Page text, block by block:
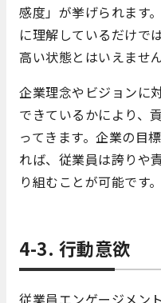
感度」が挙げられます
に理解しているだけで
高い状態とはいえません
企業理念やビジョンに
できているかにより、
ってきます。企業の目
れば、従業員は誇りや
り組むことが可能です。
4-3. 行動意欲